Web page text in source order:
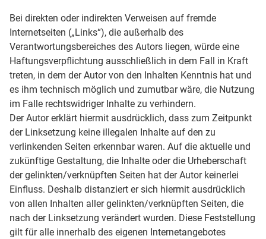
Bei direkten oder indirekten Verweisen auf fremde
Internetseiten („Links“), die außerhalb des
Verantwortungsbereiches des Autors liegen, würde eine
Haftungsverpflichtung ausschließlich in dem Fall in Kraft
treten, in dem der Autor von den Inhalten Kenntnis hat und
es ihm technisch möglich und zumutbar wäre, die Nutzung
im Falle rechtswidriger Inhalte zu verhindern.
Der Autor erklärt hiermit ausdrücklich, dass zum Zeitpunkt
der Linksetzung keine illegalen Inhalte auf den zu
verlinkenden Seiten erkennbar waren. Auf die aktuelle und
zukünftige Gestaltung, die Inhalte oder die Urheberschaft
der gelinkten/verknüpften Seiten hat der Autor keinerlei
Einfluss. Deshalb distanziert er sich hiermit ausdrücklich
von allen Inhalten aller gelinkten/verknüpften Seiten, die
nach der Linksetzung verändert wurden. Diese Feststellung
gilt für alle innerhalb des eigenen Internetangebotes